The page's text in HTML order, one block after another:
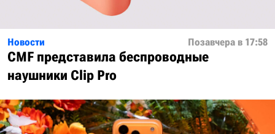
Новости Позавчера в 17:58
CMF представила беспроводные
наушники Clip Pro